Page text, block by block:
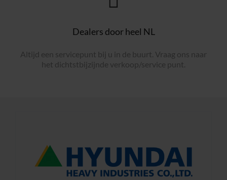
Dealers door heel NL
Altijd een servicepunt bij u in de buurt. Vraag ons naar
het dichtstbijzijnde verkoop/service punt.